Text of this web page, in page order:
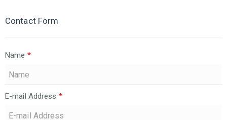
Contact Form
Name *
E-mail Address *